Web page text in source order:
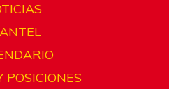
POSICIONES